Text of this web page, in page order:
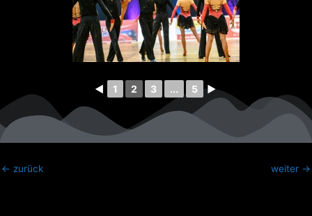
◄ 1 2 3 ... 5 ►
← zurück weiter →